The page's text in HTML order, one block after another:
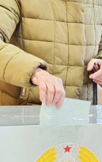
ПОДПИСАТЬСЯ